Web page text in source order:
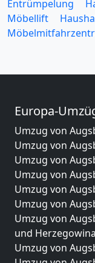
Entrümpelung
Möbellift
Europa-
Umzug von
Umzug von
Umzug von
Umzug von
Umzug von
Umzug von
Umzug von
und Herzegowina
Umzug von